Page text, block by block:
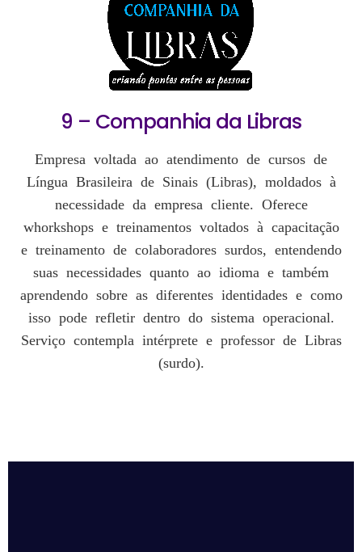
9 – Companhia da Libras
Empresa voltada ao atendimento de cursos de
Língua Brasileira de Sinais (Libras), moldados à
necessidade da empresa cliente. Oferece
whorkshops e treinamentos voltados à capacitação
e treinamento de colaboradores surdos, entendendo
suas necessidades quanto ao idioma e também
aprendendo sobre as diferentes identidades e como
isso pode refletir dentro do sistema operacional.
Serviço contempla intérprete e professor de Libras
(surdo).